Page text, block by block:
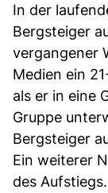
In der
Bergsteiger
vergangener
Medien ein
als er in eine
Gruppe
Bergsteiger
Ein weiterer
des